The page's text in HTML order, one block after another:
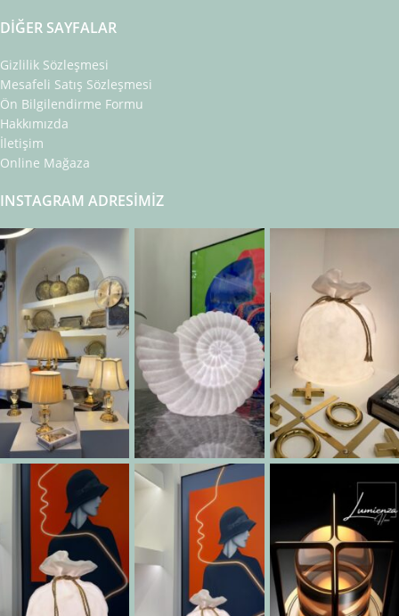
DIĞER SAYFALAR
Gizlilik Sözleşmesi
Mesafeli Satış Sözleşmesi
Ön Bilgilendirme Formu
Hakkımızda
İletişim
Online Mağaza
INSTAGRAM ADRESIMIZ